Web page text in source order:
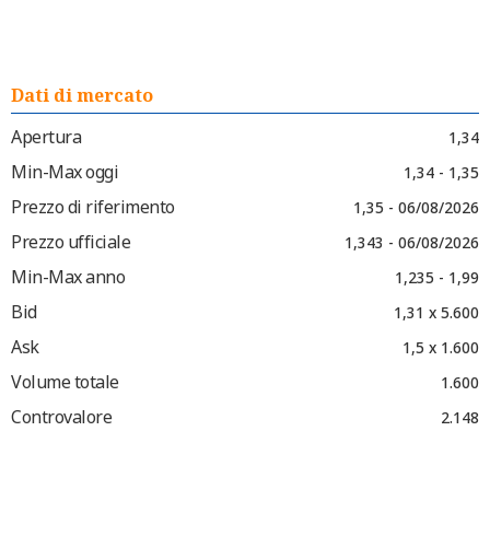
Dati di mercato
Apertura
1,34
Min-Max oggi 1,34 - 1,35
Prezzo di riferimento 1,35 - 06/08/2026
Prezzo ufficiale 1,343 - 06/08/2026
Min-Max anno 1,235 - 1,99
Bid 1,31 x 5.600
Ask 1,5 x 1.600
Volume totale 1.600
Controvalore 2.148